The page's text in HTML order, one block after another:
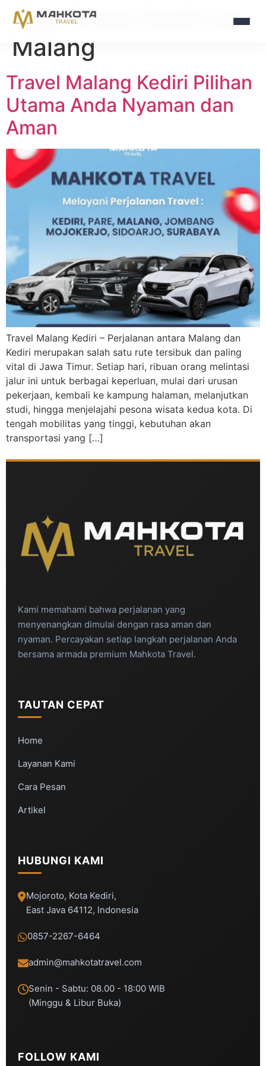
Tag:Travel Kediri ke
Malang
Travel Malang Kediri Pilihan
Utama Anda Nyaman dan
Aman
Travel Malang Kediri – Perjalanan antara Malang dan
Kediri merupakan salah satu rute tersibuk dan paling
vital di Jawa Timur. Setiap hari, ribuan orang melintasi
jalur ini untuk berbagai keperluan, mulai dari urusan
pekerjaan, kembali ke kampung halaman, melanjutkan
studi, hingga menjelajahi pesona wisata kedua kota. Di
tengah mobilitas yang tinggi, kebutuhan akan
transportasi yang […]
Kami memahami bahwa perjalanan yang
menyenangkan dimulai dengan rasa aman dan
nyaman. Percayakan setiap langkah perjalanan Anda
bersama armada premium Mahkota Travel.
TAUTAN CEPAT
Home
Layanan Kami
Cara Pesan
Artikel
HUBUNGI KAMI
Mojoroto, Kota Kediri,
East Java 64112, Indonesia
0857-2267-6464
admin@mahkotatravel.com
Senin - Sabtu: 08.00 - 18:00 WIB
(Minggu & Libur Buka)
FOLLOW KAMI